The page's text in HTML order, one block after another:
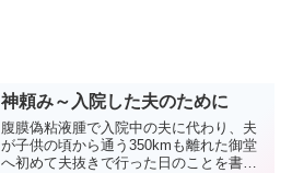
神頼み～入院した夫のために
腹膜偽粘液腫で入院中の夫に代わり、夫
が子供の頃から通う350kmも離れた御堂
へ初めて夫抜きで行った日のことを書い